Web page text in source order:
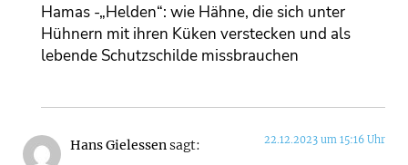
Hamas -„Helden“: wie Hähne, die sich unter
Hühnern mit ihren Küken verstecken und als
lebende Schutzschilde missbrauchen
Hans Gielessensagt: 22.12.2023 um 15:16 Uhr